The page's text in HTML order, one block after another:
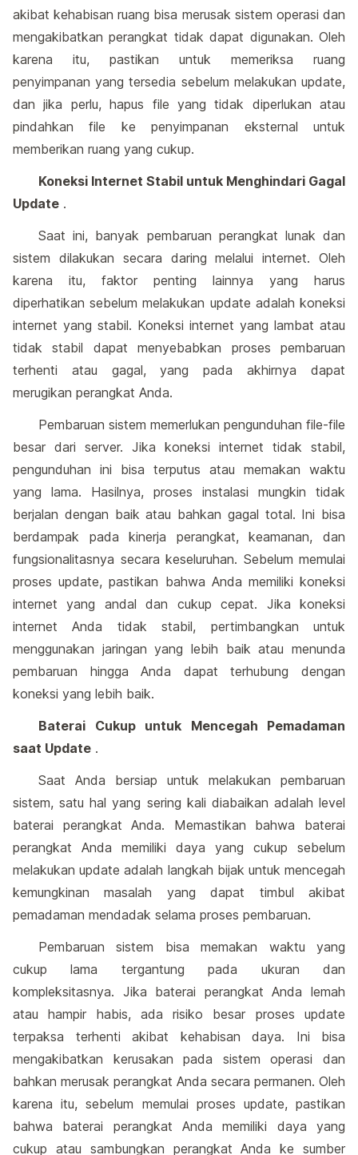
akibat kehabisan ruang bisa merusak sistem operasi dan
mengakibatkan perangkat tidak dapat digunakan. Oleh
karena itu, pastikan untuk memeriksa ruang
penyimpanan yang tersedia sebelum melakukan update,
dan jika perlu, hapus file yang tidak diperlukan atau
pindahkan file ke penyimpanan eksternal untuk
memberikan ruang yang cukup.
Koneksi Internet Stabil untuk Menghindari Gagal
Update .
Saat ini, banyak pembaruan perangkat lunak dan
sistem dilakukan secara daring melalui internet. Oleh
karena itu, faktor penting lainnya yang harus
diperhatikan sebelum melakukan update adalah koneksi
internet yang stabil. Koneksi internet yang lambat atau
tidak stabil dapat menyebabkan proses pembaruan
terhenti atau gagal, yang pada akhirnya dapat
merugikan perangkat Anda.
Pembaruan sistem memerlukan pengunduhan file-file
besar dari server. Jika koneksi internet tidak stabil,
pengunduhan ini bisa terputus atau memakan waktu
yang lama. Hasilnya, proses instalasi mungkin tidak
berjalan dengan baik atau bahkan gagal total. Ini bisa
berdampak pada kinerja perangkat, keamanan, dan
fungsionalitasnya secara keseluruhan. Sebelum memulai
proses update, pastikan bahwa Anda memiliki koneksi
internet yang andal dan cukup cepat. Jika koneksi
internet Anda tidak stabil, pertimbangkan untuk
menggunakan jaringan yang lebih baik atau menunda
pembaruan hingga Anda dapat terhubung dengan
koneksi yang lebih baik.
Baterai Cukup untuk Mencegah Pemadaman
saat Update .
Saat Anda bersiap untuk melakukan pembaruan
sistem, satu hal yang sering kali diabaikan adalah level
baterai perangkat Anda. Memastikan bahwa baterai
perangkat Anda memiliki daya yang cukup sebelum
melakukan update adalah langkah bijak untuk mencegah
kemungkinan masalah yang dapat timbul akibat
pemadaman mendadak selama proses pembaruan.
Pembaruan sistem bisa memakan waktu yang
cukup lama tergantung pada ukuran dan
kompleksitasnya. Jika baterai perangkat Anda lemah
atau hampir habis, ada risiko besar proses update
terpaksa terhenti akibat kehabisan daya. Ini bisa
mengakibatkan kerusakan pada sistem operasi dan
bahkan merusak perangkat Anda secara permanen. Oleh
karena itu, sebelum memulai proses update, pastikan
bahwa baterai perangkat Anda memiliki daya yang
cukup atau sambungkan perangkat Anda ke sumber